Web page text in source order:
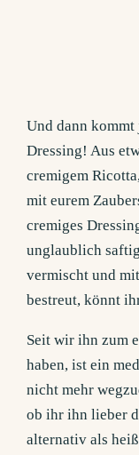
Und dann kommt
Dressing! Aus
cremigem
mit eurem
cremiges
unglaublich
vermischt und
bestreut, könnt
Seit wir ihn zum
haben, ist ein
nicht mehr
ob ihr ihn lieber
alternativ als